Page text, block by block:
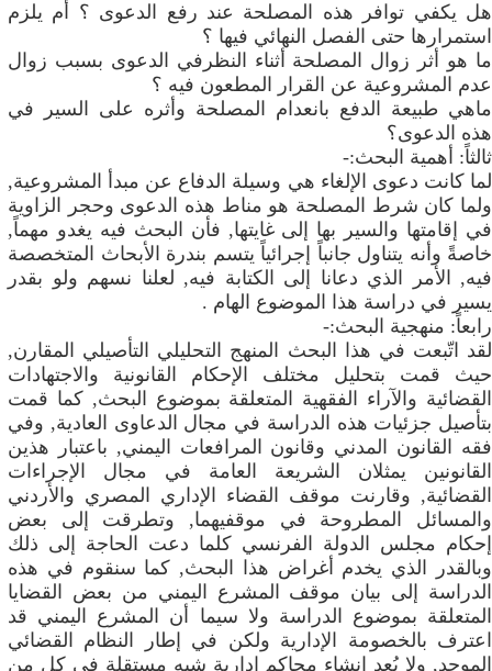
هل يكفي توافر هذه المصلحة عند رفع الدعوى ؟ أم يلزم
استمرارها حتى الفصل النهائي فيها ؟
ما هو أثر زوال المصلحة أثناء النظرفي الدعوى بسبب زوال
عدم المشروعية عن القرار المطعون فيه ؟
ماهي طبيعة الدفع بانعدام المصلحة وأثره على السير في
هذه الدعوى؟
ثالثاً: أهمية البحث:-
لما كانت دعوى الإلغاء هي وسيلة الدفاع عن مبدأ المشروعية,
ولما كان شرط المصلحة هو مناط هذه الدعوى وحجر الزاوية
في إقامتها والسير بها إلى غايتها, فأن البحث فيه يغدو مهماً,
خاصةً وأنه يتناول جانباً إجرائياً يتسم بندرة الأبحاث المتخصصة
فيه, الأمر الذي دعانا إلى الكتابة فيه, لعلنا نسهم ولو بقدر
يسير في دراسة هذا الموضوع الهام .
رابعاً: منهجية البحث:-
لقد اتّبعت في هذا البحث المنهج التحليلي التأصيلي المقارن,
حيث قمت بتحليل مختلف الإحكام القانونية والاجتهادات
القضائية والآراء الفقهية المتعلقة بموضوع البحث, كما قمت
بتأصيل جزئيات هذه الدراسة في مجال الدعاوى العادية, وفي
فقه القانون المدني وقانون المرافعات اليمني, باعتبار هذين
القانونين يمثلان الشريعة العامة في مجال الإجراءات
القضائية, وقارنت موقف القضاء الإداري المصري والأردني
والمسائل المطروحة في موقفيهما, وتطرقت إلى بعض
إحكام مجلس الدولة الفرنسي كلما دعت الحاجة إلى ذلك
وبالقدر الذي يخدم أغراض هذا البحث, كما سنقوم في هذه
الدراسة إلى بيان موقف المشرع اليمني من بعض القضايا
المتعلقة بموضوع الدراسة ولا سيما أن المشرع اليمني قد
اعترف بالخصومة الإدارية ولكن في إطار النظام القضائي
الموحد, ولا يُعد إنشاء محاكم إدارية شبه مستقلة في كلٍ من